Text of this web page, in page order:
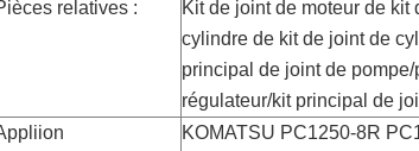
relatives :
Kit de joint de moteur de
cylindre de kit de joint de
principal de joint de
régulateur/kit principal de
KOMATSU PC1250-8R